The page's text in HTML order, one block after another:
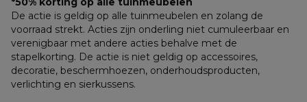
De actie is geldig op alle tuinmeubelen en zolang de
voorraad strekt. Acties zijn onderling niet cumuleerbaar en
verenigbaar met andere acties behalve met de
stapelkorting. De actie is niet geldig op accessoires,
decoratie, beschermhoezen, onderhoudsproducten,
verlichting en sierkussens.